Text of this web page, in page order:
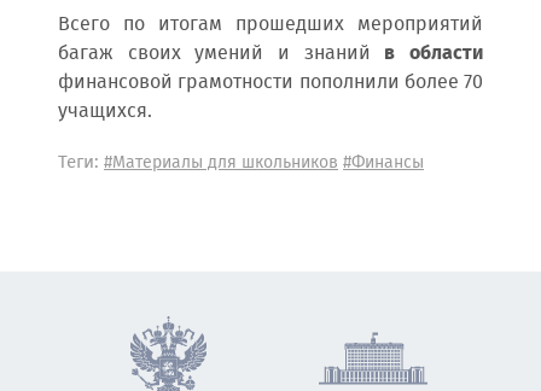
Всего по итогам прошедших мероприятий
багаж своих умений и знаний в области
финансовой грамотности пополнили более 70
учащихся.
Теги: #Материалы для школьников#Финансы